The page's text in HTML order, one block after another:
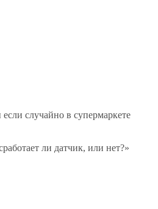
случайно в супермаркете
ли датчик, или нет?»